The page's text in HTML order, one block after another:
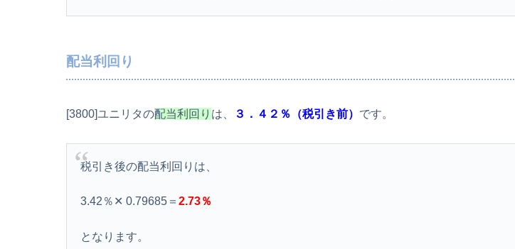
配当利回り
[3800]ユニリタの配当利回り は、 ３．４２％（税引き前） です。
税引き後の配当利回りは、
3.42％✕ 0.79685＝2.73％
となります。